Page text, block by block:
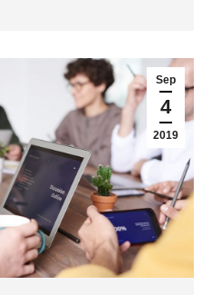
Sep
4
2019